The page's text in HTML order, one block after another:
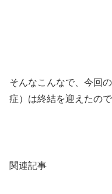
そんなこんなで、今回
症）は終結を迎えたので
関連記事